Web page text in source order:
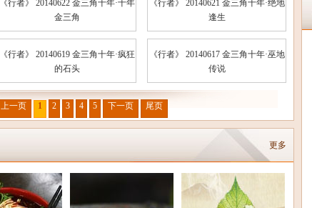
《行者》 20140622 金三角十年·十年
金三角
《行者》 20140621 金三角十年·绝地
逢生
《行者》 20140619 金三角十年·疯狂
的石头
《行者》 20140617 金三角十年·巫地
传说
上一页 1 2 3 4 5 下一页 尾页
更多